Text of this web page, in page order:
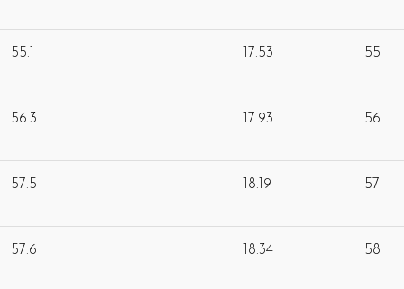
55.1 17.53 55
56.3 17.93 56
57.5 18.19 57
57.6 18.34 58